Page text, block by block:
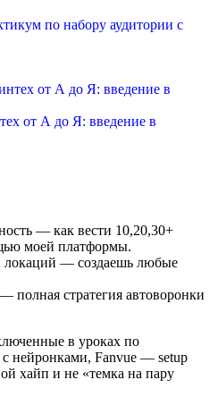
по набору аудитории с
от А до Я: введение в
— как вести 10,20,30+
моей платформы.
— создаешь любые
стратегия автоворонки
в уроках по
с нейронками, Fanvue — setup
хайп и не «темка на пару